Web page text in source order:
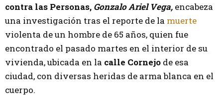
contra las Personas, Gonzalo Ariel Vega, encabeza
una investigación tras el reporte de la muerte
violenta de un hombre de 65 años, quien fue
encontrado el pasado martes en el interior de su
vivienda, ubicada en la calle Cornejo de esa
ciudad, con diversas heridas de arma blanca en el
cuerpo.